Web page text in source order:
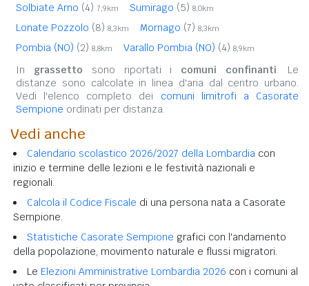
Solbiate Arno (4) 7,9km Sumirago (5) 8,0km
Lonate Pozzolo (8) 8,3km Mornago (7) 8,3km
Pombia (NO) (2) 8,8km Varallo Pombia (NO) (4) 8,9km
In grassetto sono riportati i comuni confinanti. Le
distanze sono calcolate in linea d'aria dal centro urbano.
Vedi l'elenco completo dei comuni limitrofi a Casorate
Sempione ordinati per distanza.
Vedi anche
Calendario scolastico 2026/2027 della Lombardia con
inizio e termine delle lezioni e le festività nazionali e
regionali.
Calcola il Codice Fiscale di una persona nata a Casorate
Sempione.
Statistiche Casorate Sempione grafici con l'andamento
della popolazione, movimento naturale e flussi migratori.
Le Elezioni Amministrative Lombardia 2026 con i comuni al